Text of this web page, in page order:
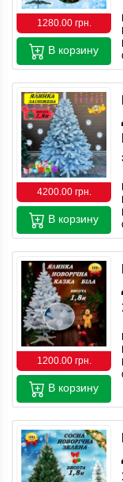
1280.00 грн.
В корзину
4200.00 грн.
В корзину
1200.00 грн.
В корзину